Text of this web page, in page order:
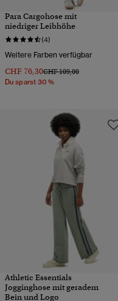
Para Cargohose mit
niedriger Leibhöhe
(4)
Weitere Farben verfügbar
CHF 76,30Preis wurde reduziert von
CHF 109,00bis
Du sparst 30 %
Athletic Essentials
Jogginghose mit geradem
Bein und Logo